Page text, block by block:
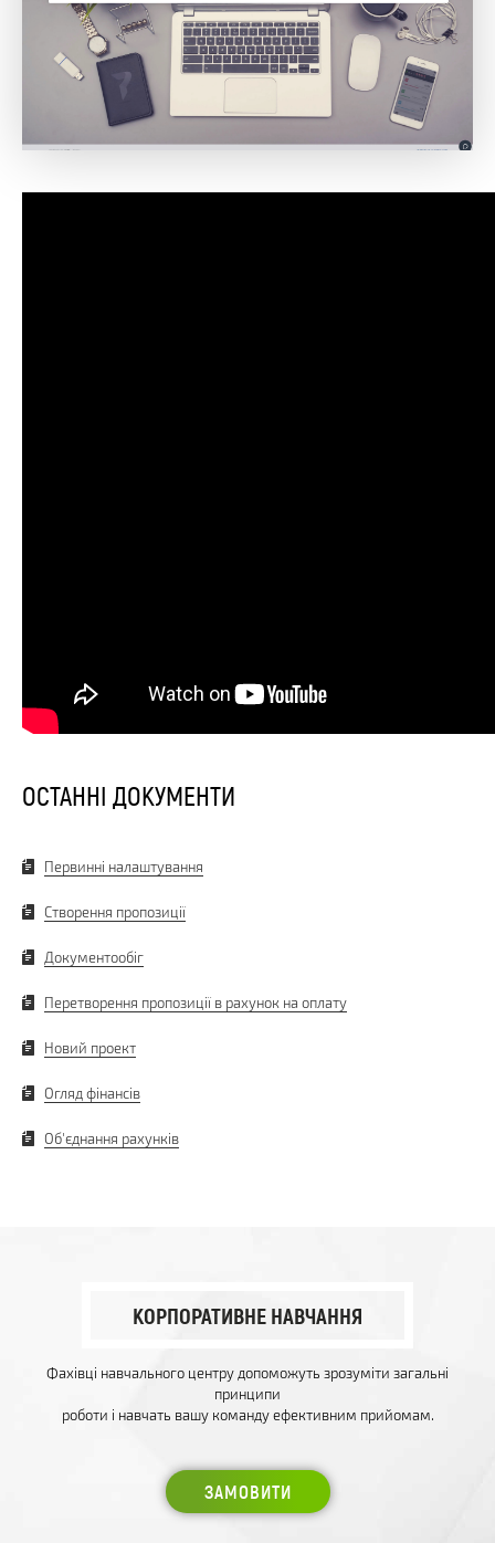
ОСТАННІ ДОКУМЕНТИ
Первинні налаштування
Створення пропозиції
Документообіг
Перетворення пропозиції в рахунок на оплату
Новий проект
Огляд фінансів
Об'єднання рахунків
КОРПОРАТИВНЕ НАВЧАННЯ
Фахівці навчального центру допоможуть зрозуміти загальні
принципи
роботи і навчать вашу команду ефективним прийомам.
ЗАМОВИТИ